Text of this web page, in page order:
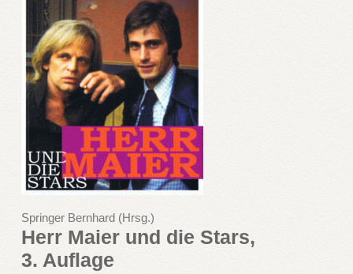
Springer Bernhard (Hrsg.)
Herr Maier und die Stars,
3. Auflage